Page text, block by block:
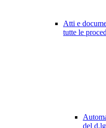
Atti e
tutte le
del